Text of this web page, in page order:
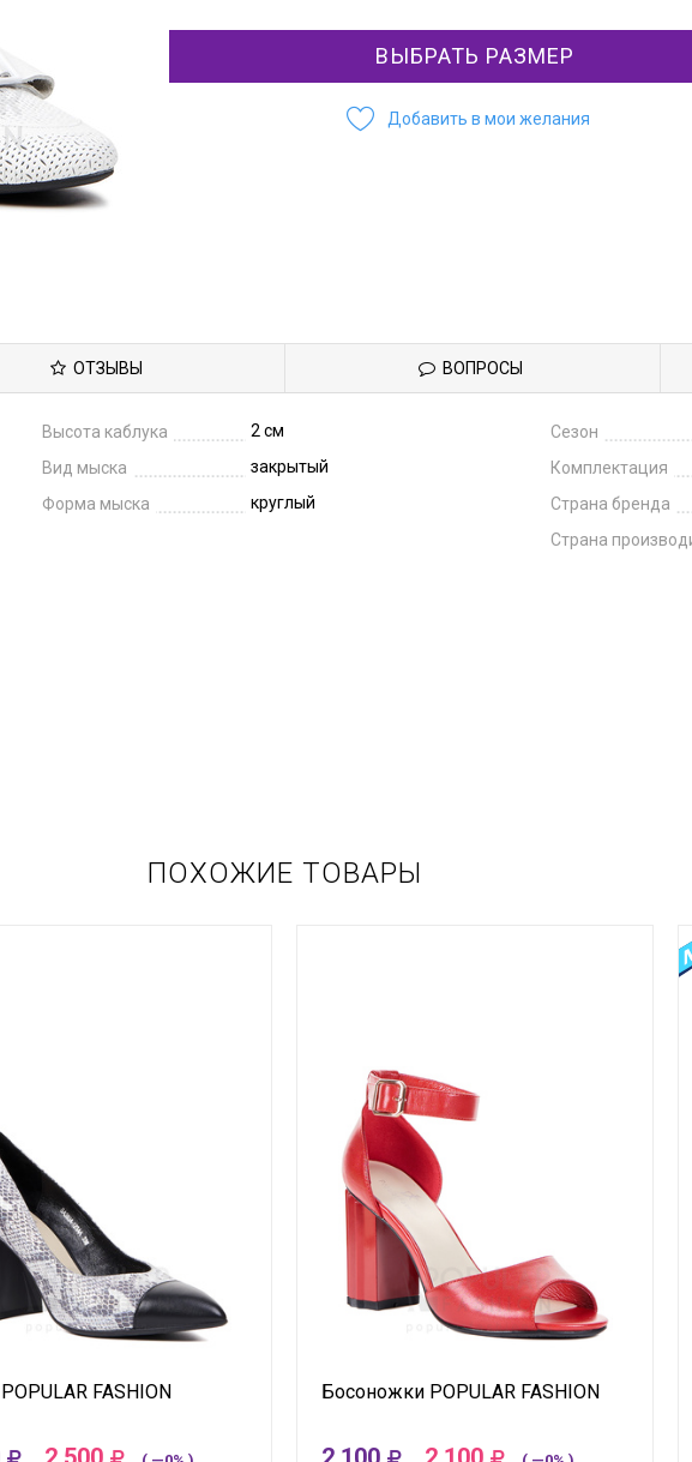
ВЫБРАТЬ РАЗМЕР
Добавить в мои желания
ОТЗЫВЫ ВОПРОСЫ
Высота каблука
2 см
Вид мыска
закрытый
Форма мыска
круглый
Сезон
Комплектация
Страна бренда
Страна
ПОХОЖИЕ ТОВАРЫ
FASHION Босоножки POPULAR FASHION